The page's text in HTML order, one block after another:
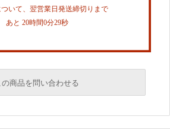
いて、翌営業日発送締切りまで
あと 20時間0分29秒
の商品を問い合わせる